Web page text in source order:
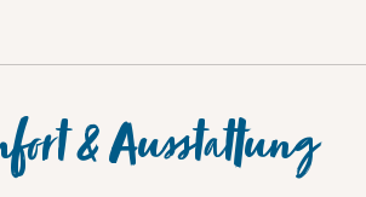
& Ausstattung